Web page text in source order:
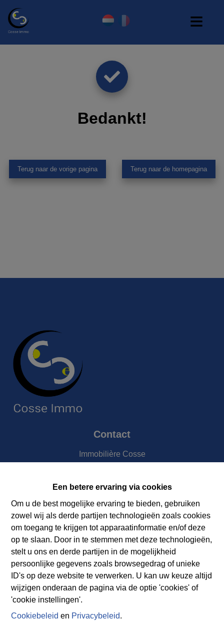
Een betere ervaring via cookies
Om u de best mogelijke ervaring te bieden, gebruiken
zowel wij als derde partijen technologieën zoals cookies
om toegang te krijgen tot apparaatinformatie en/of deze
op te slaan. Door in te stemmen met deze technologieën,
stelt u ons en derde partijen in de mogelijkheid
persoonlijke gegevens zoals browsegedrag of unieke
ID's op deze website te verwerken. U kan uw keuze altijd
wijzigen onderaan de pagina via de optie 'cookies' of
'cookie instellingen'.
Cookiebeleid en Privacybeleid.
Bedankt!
Terug naar de vorige pagina Terug naar de homepagina
Contact
Immobilière Cosse
+32 86 218080
E-mail:info@cosseimmo.be